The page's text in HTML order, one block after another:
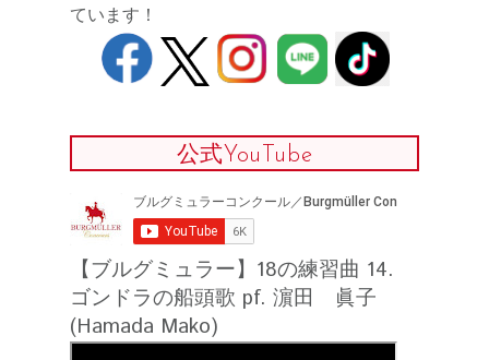
ています！
公式YouTube
【ブルグミュラー】18の練習曲 14.
ゴンドラの船頭歌 pf. 濵田 眞子
(Hamada Mako)